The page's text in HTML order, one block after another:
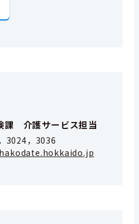
介護サービス担当
3024，3036